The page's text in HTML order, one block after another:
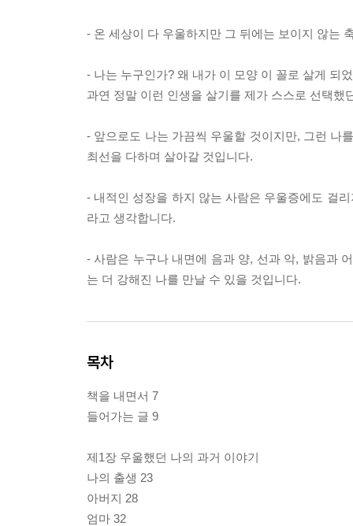
- 온 세상이 다 우울하지만 그 뒤에는 보이지 않는
- 나는 누구인가? 왜 내가 이 모양 이 꼴로 살게 되
과연 정말 이런 인생을 살기를 제가 스스로 선택했
- 앞으로도 나는 가끔씩 우울할 것이지만, 그런 나
최선을 다하며 살아갈 것입니다.
- 내적인 성장을 하지 않는 사람은 우울증에도 걸
라고 생각합니다.
- 사람은 누구나 내면에 음과 양, 선과 악, 밝음과
는 더 강해진 나를 만날 수 있을 것입니다.
목차
책을 내면서 7
들어가는 글 9
제1장 우울했던 나의 과거 이야기
나의 출생 23
아버지 28
엄마 32